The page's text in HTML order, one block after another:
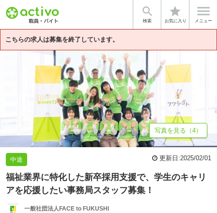

検索
star
お気に入り

メニュー
こちらの求人は募集を終了しています。
基本情報 募集詳細 法人情報
写真を見る（4）
中途 更新日:2025/02/01
福祉業界に特化した新卒採用支援で、学生のキャリ
アを応援したい事務局スタッフ募集！
一般社団法人FACE to FUKUSHI